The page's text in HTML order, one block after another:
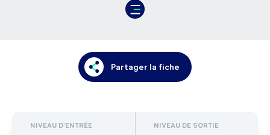
Partager la fiche
NIVEAU D'ENTRÉE NIVEAU DE SORTIE